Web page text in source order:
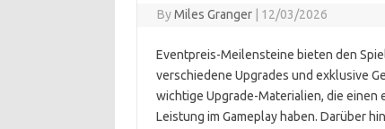
ByMiles Granger 12/03/2026
Eventpreis-Meilensteine bieten den
verschiedene Upgrades und exklusive
wichtige Upgrade-Materialien, die
Leistung im Gameplay haben. Darüber